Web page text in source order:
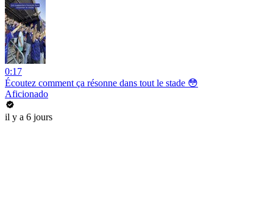
0:17
Écoutez comment ça résonne dans tout le stade 😳
Aficionado
il y a 6 jours